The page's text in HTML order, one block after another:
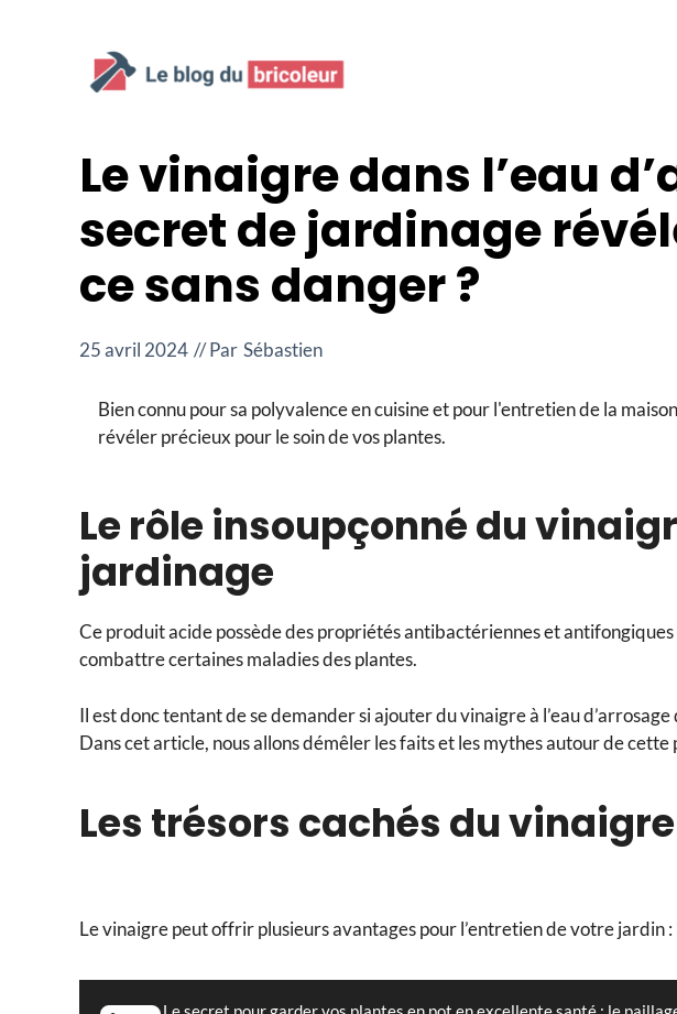
Le vinaigre dans l’eau
secret de jardinage
ce sans danger ?
25 avril 2024 // Par Sébastien
Bien connu pour sa polyvalence en cuisine et pour l'entretien de la
révéler précieux pour le soin de vos plantes.
Le rôle insoupçonné du
jardinage
Ce produit acide possède des propriétés antibactériennes et
combattre certaines maladies des plantes.
Il est donc tentant de se demander si ajouter du vinaigre à l’eau
Dans cet article, nous allons démêler les faits et les mythes autour de cette
Les trésors cachés du
Le vinaigre peut offrir plusieurs avantages pour l’entretien de votre jardin :